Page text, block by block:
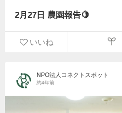
2月27日 農園報告🍋
いいね
NPO法人コネクトスポット
約4年前